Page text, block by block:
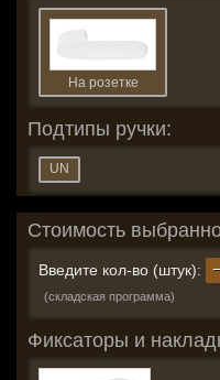
На розетке
Подтипы ручки:
UN
Стоимость
Введите кол-во (штук): −
(складская программа)
Фиксаторы и